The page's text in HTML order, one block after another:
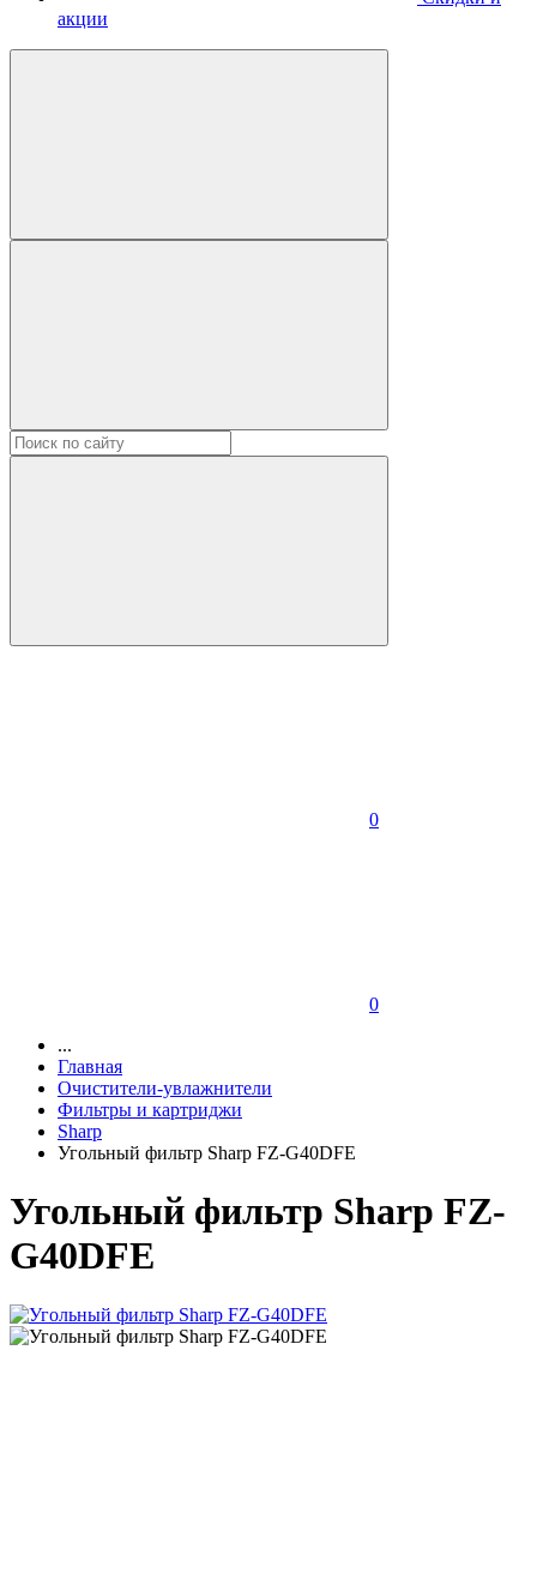
акции
0
0
...
Главная
Очистители-увлажнители
Фильтры и картриджи
Sharp
Угольный фильтр Sharp FZ-G40DFE
Угольный фильтр Sharp FZ-
G40DFE